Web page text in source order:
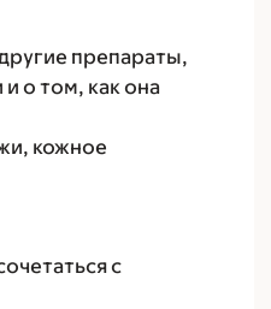
препараты,
о том, как она
кожное
с